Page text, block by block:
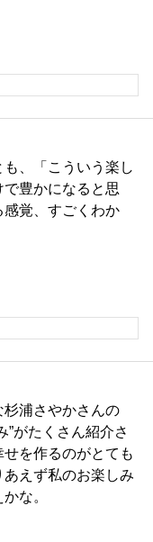
、「こういう楽し
豊かになると思
感覚、すごくわか
浦さやかさんの
”がたくさん紹介さ
を作るのがとても
えず私のお楽しみ
な。